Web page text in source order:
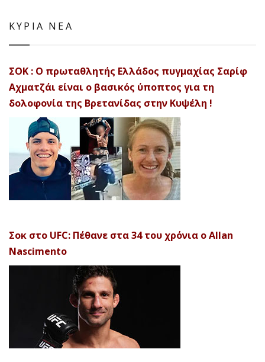
ΚΥΡΙΑ ΝΕΑ
ΣΟΚ : Ο πρωταθλητής Ελλάδος πυγμαχίας Σαρίφ
Αχματζάι είναι ο βασικός ύποπτος για τη
δολοφονία της Βρετανίδας στην Κυψέλη !
Σοκ στο UFC: Πέθανε στα 34 του χρόνια ο Allan
Nascimento